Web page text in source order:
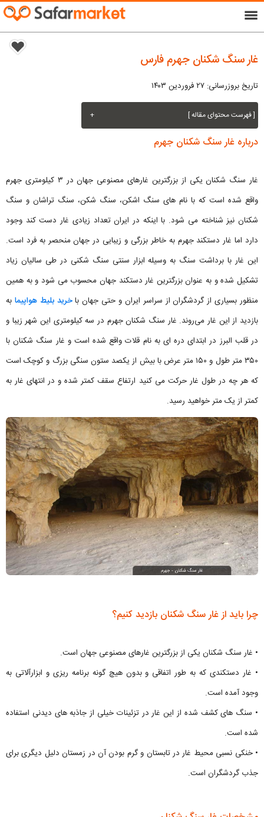
menu
غار سنگ شکنان جهرم فارس
تاریخ بروزرسانی: ۲۷ فروردین ۱۴۰۳
[ فهرست محتوای مقاله ] +
درباره غار سنگ شکنان جهرم
غار سنگ شکنان یکی از بزرگترین غارهای مصنوعی جهان در ۳ کیلومتری جهرم
واقع شده است که با نام های سنگ اشکن، سنگ شکن، سنگ تراشان و سنگ
شکنان نیز شناخته می شود. با اینکه در ایران تعداد زیادی غار دست کند وجود
دارد اما غار دستکند جهرم به خاطر بزرگی و زیبایی در جهان منحصر به فرد است.
این غار با برداشت سنگ به وسیله ابزار سنتی سنگ شکنی در طی سالیان زیاد
تشکیل شده و به عنوان بزرگترین غار دستکند جهان محسوب می شود و به همین
منظور بسیاری از گردشگران از سراسر ایران و حتی جهان باخرید بلیط هواپیما به
بازدید از این غار می‌روند. غار سنگ شکنان جهرم در سه کیلومتری این شهر زیبا و
در قلب البرز در ابتدای دره ای به نام قلات واقع شده است و غار سنگ شکنان با
۳۵۰ متر طول و ۱۵۰ متر عرض با بیش از یکصد ستون سنگی بزرگ و کوچک است
که هر چه در طول غار حرکت می کنید ارتفاع سقف کمتر شده و در انتهای غار به
کمتر از یک متر خواهید رسید.
چرا باید از غار سنگ شکنان بازدید کنیم؟
• غار سنگ شکنان یکی از بزرگترین غارهای مصنوعی جهان است.
• غار دستکندی که به طور اتفاقی و بدون هیچ گونه برنامه ریزی و ابزارآلاتی به
وجود آمده است.
• سنگ های کشف شده از این غار در تزئینات خیلی از جاذبه های دیدنی استفاده
شده است.
• خنكی نسبی محیط غار در تابستان و گرم بودن آن در زمستان دلیل دیگری برای
جذب گردشگران است.